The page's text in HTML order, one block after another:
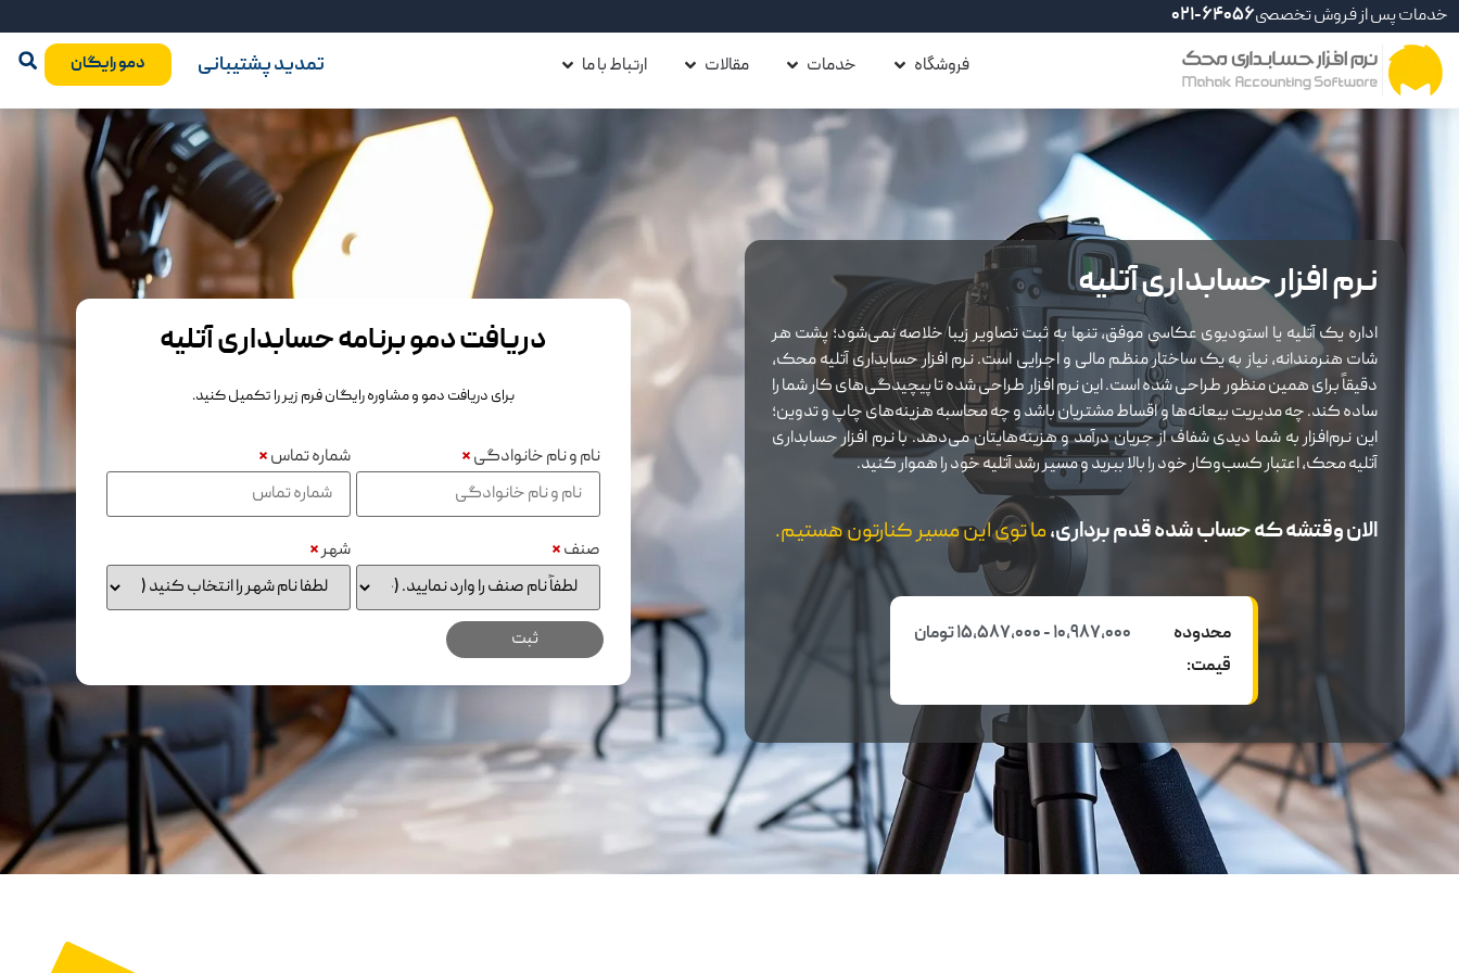
خدمات پس از فروش تخصصی021-64056
فروشگاه خدمات مقالات ارتباط با ما تمدید پشتیبانی دمو رایگان
نرم افزار حسابداری آتلیه
اداره یک آتلیه یا استودیوی عکاسی موفق، تنها به ثبت تصاویر زیبا خلاصه نمی‌شود؛ پشت هر
شات هنرمندانه، نیاز به یک ساختار منظم مالی و اجرایی است. نرم افزار حسابداری آتلیه محک،
دقیقاً برای همین منظور طراحی شده است. این نرم افزار طراحی شده تا پیچیدگی‌های کار شما را
ساده کند. چه مدیریت بیعانه‌ها و اقساط مشتریان باشد و چه محاسبه هزینه‌های چاپ و تدوین؛
این نرم‌افزار به شما دیدی شفاف از جریان درآمد و هزینه‌هایتان می‌دهد. با نرم افزار حسابداری
آتلیه محک، اعتبار کسب‌وکار خود را بالا ببرید و مسیر رشد آتلیه خود را هموار کنید.
الان وقتشه که حساب شده قدم برداری،ما توی این مسیر کنارتون هستیم.
محدوده
قیمت:
10,987,000 - 15,587,000 تومان
دریافت دمو برنامه حسابداری آتلیه
برای دریافت دمو و مشاوره رایگان فرم زیر را تکمیل کنید.
نام و نام خانوادگی* شماره تماس*
صنف* شهر*